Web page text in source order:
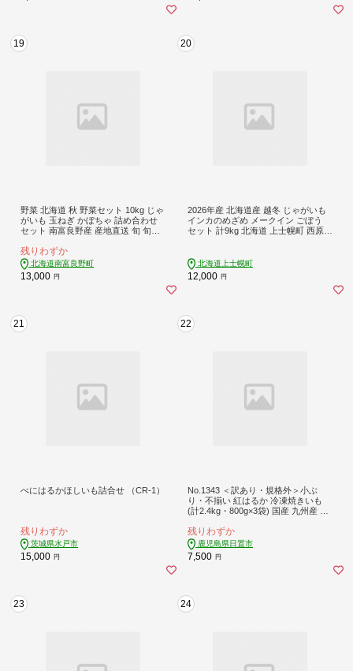
19
野菜 北海道 秋 野菜セット 10kg じゃ
がいも 玉ねぎ かぼちゃ 詰め合わせ
セット 南富良野産 産地直送 旬 旬の
葱 カボチャ 南瓜 2026年発送
残りわずか
北海道南富良野町
13,000 円
20
2026年産 北海道産 越冬 じゃがいも
インカのめざめ メークイン ごぼう
セット 計9kg 北海道 上士幌町 西原農
せ 産地直送 ◆2027年02月配送 ［012
-V84］
北海道上士幌町
12,000 円
21
べにはるかほしいも詰合せ （CR-1）
残りわずか
茨城県水戸市
15,000 円
22
No.1343 ＜訳あり・規格外＞小ぶ
り・不揃い 紅はるか 冷凍焼きいも
(計2.4kg・800g×3袋) 国産 九州産 鹿
野菜 スイーツ 冷凍【末永商店】
残りわずか
鹿児島県日置市
7,500 円
23 24